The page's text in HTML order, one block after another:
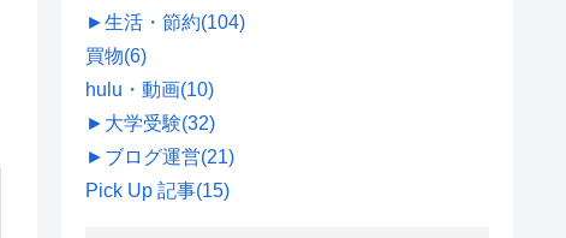
►生活・節約(104)
買物(6)
hulu・動画(10)
► 大学受験(32)
► ブログ運営(21)
Pick Up 記事(15)